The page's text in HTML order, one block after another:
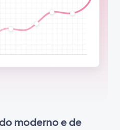
moderno e de